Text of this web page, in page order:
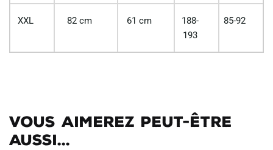
XXL 82 cm 61 cm
188-
193
85-92
Vous aimerez peut-être
aussi...